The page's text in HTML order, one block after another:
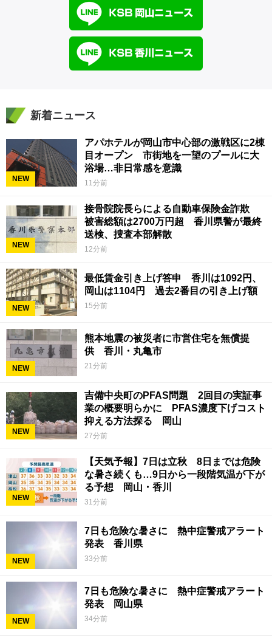
新着ニュース
NEW
アパホテルが岡山市中心部の激戦区に2棟
目オープン 市街地を一望のプールに大
浴場…非日常感を意識
11分前
NEW
接骨院院長らによる自動車保険金詐欺
被害総額は2700万円超 香川県警が最終
送検、捜査本部解散
12分前
NEW
最低賃金引き上げ答申 香川は1092円、
岡山は1104円 過去2番目の引き上げ額
15分前
NEW
熊本地震の被災者に市営住宅を無償提
供 香川・丸亀市
21分前
NEW
吉備中央町のPFAS問題 2回目の実証事
業の概要明らかに PFAS濃度下げコスト
抑える方法探る 岡山
27分前
NEW
【天気予報】7日は立秋 8日までは危険
な暑さ続くも…9日から一段階気温が下が
る予想 岡山・香川
31分前
NEW
7日も危険な暑さに 熱中症警戒アラート
発表 香川県
33分前
NEW
7日も危険な暑さに 熱中症警戒アラート
発表 岡山県
34分前